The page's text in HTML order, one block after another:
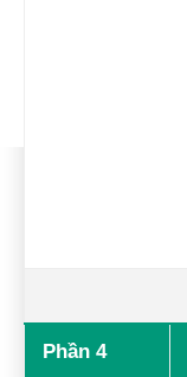
Phần 4